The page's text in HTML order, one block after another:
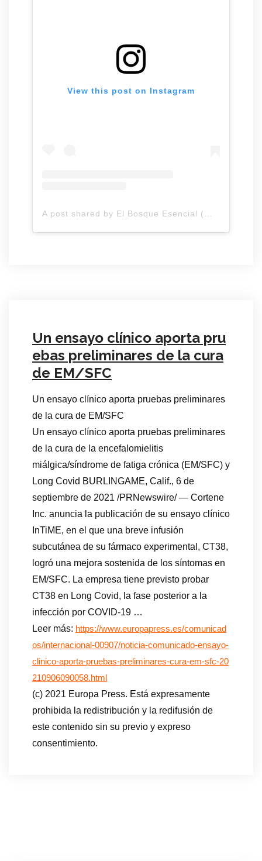
View this post on Instagram
A post shared by El Bosque Esencial (@elbosquesencial)
Un ensayo clínico aporta pru
ebas preliminares de la cura
de EM/SFC
Un ensayo clínico aporta pruebas preliminares
de la cura de EM/SFC
Un ensayo clínico aporta pruebas preliminares
de la cura de la encefalomielitis
miálgica/síndrome de fatiga crónica (EM/SFC) y
Long Covid BURLINGAME, Calif., 6 de
septiembre de 2021 /PRNewswire/ — Cortene
Inc. anuncia la publicación de su ensayo clínico
InTiME, en el que una breve infusión
subcutánea de su fármaco experimental, CT38,
logró una mejora sostenida de los síntomas en
EM/SFC. La empresa tiene previsto probar
CT38 en Long Covid, la fase posterior a la
infección por COVID-19 …
Leer más: https://www.europapress.es/comunicad
os/internacional-00907/noticia-comunicado-ensayo-
clinico-aporta-pruebas-preliminares-cura-em-sfc-20
210906090058.html
(c) 2021 Europa Press. Está expresamente
prohibida la redistribución y la redifusión de
este contenido sin su previo y expreso
consentimiento.